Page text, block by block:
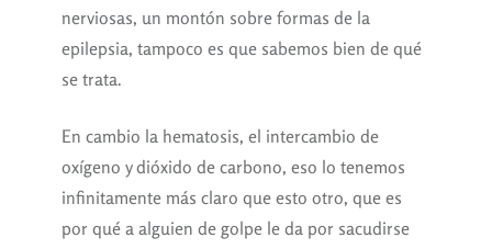
nerviosas, un montón sobre formas de la
epilepsia, tampoco es que sabemos bien de qué
se trata.
En cambio la hematosis, el intercambio de
oxígeno y dióxido de carbono, eso lo tenemos
infinitamente más claro que esto otro, que es
por qué a alguien de golpe le da por sacudirse